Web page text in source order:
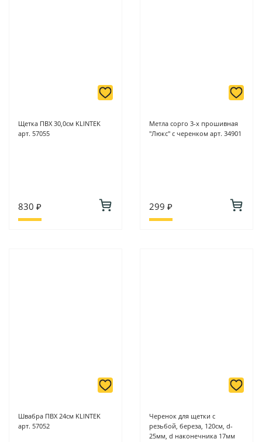
Щетка ПВХ 30,0см KLINTEK
арт. 57055
830 ₽
Метла сорго 3-х прошивная
"Люкс" с черенком арт. 34901
299 ₽
Швабра ПВХ 24см KLINTEK
арт. 57052
Черенок для щетки с
резьбой, береза, 120см, d-
25мм, d наконечника 17мм